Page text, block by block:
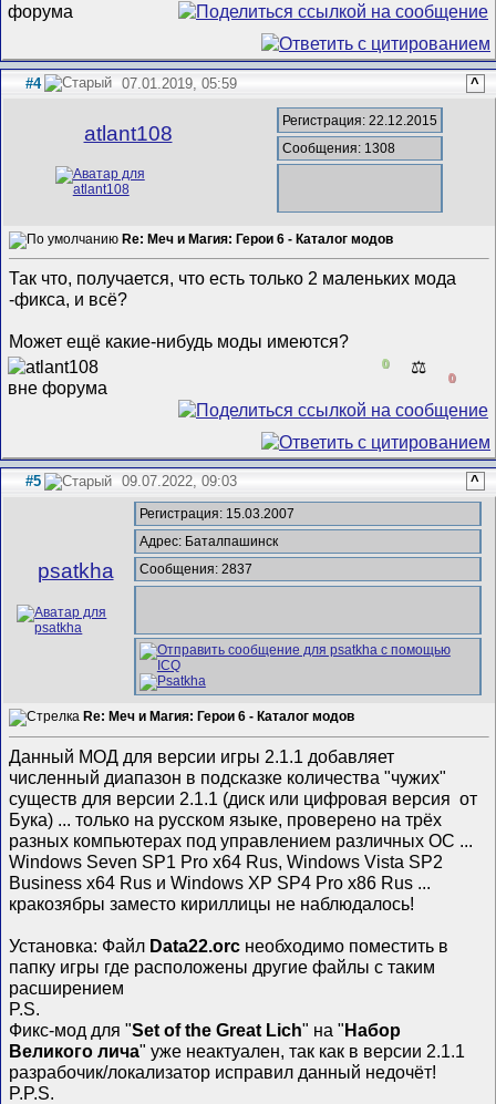
#4 07.01.2019, 05:59 ^
atlant108
Регистрация: 22.12.2015
Сообщения: 1308
Re: Меч и Магия: Герои 6 - Каталог модов
Так что, получается, что есть только 2 маленьких мода
-фикса, и всё?
Может ещё какие-нибудь моды имеются?
0 ⚖️
0
#5 09.07.2022, 09:03 ^
psatkha
Регистрация: 15.03.2007
Адрес: Баталпашинск
Сообщения: 2837
Re: Меч и Магия: Герои 6 - Каталог модов
Данный МОД для версии игры 2.1.1 добавляет
численный диапазон в подсказке количества "чужих"
существ для версии 2.1.1 (диск или цифровая версия от
Бука) ... только на русском языке, проверено на трёх
разных компьютерах под управлением различных ОС ...
Windows Seven SP1 Pro x64 Rus, Windows Vista SP2
Business x64 Rus и Windows XP SP4 Pro x86 Rus ...
кракозябры заместо кириллицы не наблюдалось!
Установка: Файл Data22.orc необходимо поместить в
папку игры где расположены другие файлы с таким
расширением
P.S.
Фикс-мод для "Set of the Great Lich" на "Набор
Великого лича" уже неактуален, так как в версии 2.1.1
разрабочик/локализатор исправил данный недочёт!
P.P.S.